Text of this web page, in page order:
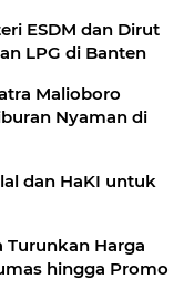
ESDM dan Dirut
LPG di Banten
Malioboro
Nyaman di
dan HaKI untuk
Harga
hingga Promo